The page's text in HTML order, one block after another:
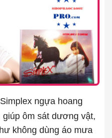
ngựa hoang
ôm sát dương vật,
không dùng áo mưa